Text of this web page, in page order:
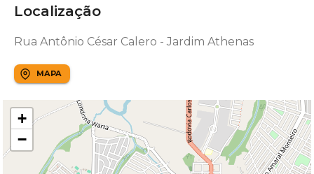
Localização
Rua Antônio César Calero - Jardim Athenas
MAPA
+
−